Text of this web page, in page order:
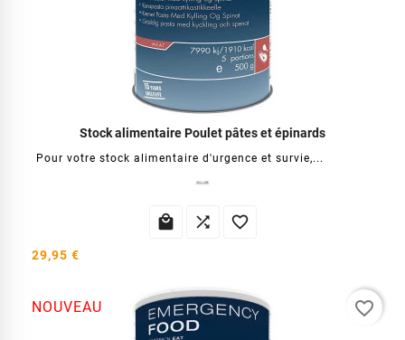
Stock alimentaire Poulet pâtes et épinards
Pour votre stock alimentaire d'urgence et survie,...
  
29,95 €
NOUVEAU favorite_border